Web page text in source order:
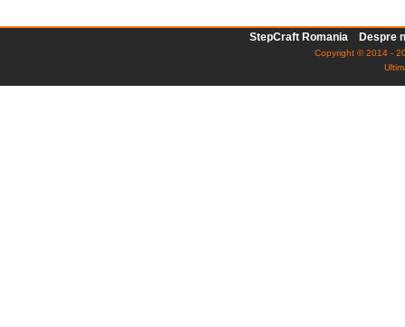
StepCraft Romania Despre
Copyright © 2014 -